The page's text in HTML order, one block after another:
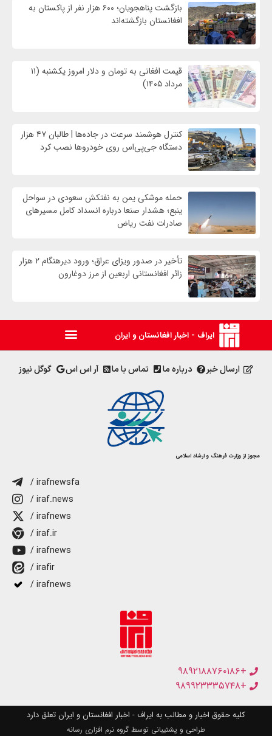
بازگشت پناهجویان؛ ۶۰۰ هزار نفر از پاکستان به
افغانستان بازگشته‌اند
قیمت افغانی به تومان و دلار امروز یکشنبه (۱۱
مرداد ۱۴۰۵)
کنترل هوشمند سرعت در جاده‌ها | طالبان ۴۷ هزار
دستگاه جی‌پی‌اس روی خودروها نصب کرد
حمله موشکی یمن به نفتکش سعودی در سواحل
ینبع؛ هشدار صنعا درباره انسداد کامل مسیرهای
صادرات نفت ریاض
تأخیر در صدور ویزای عراق؛ ورود دیرهنگام ۲ هزار
زائر افغانستانی اربعین از مرز دوغارون
ایراف - اخبار افغانستان و ایران
ارسال خبر درباره ما تماس با ما آر اس اس گوگل نیوز
مجوز از وزارت فرهنگ و ارشاد اسلامی
/ irafnewsfa
/ iraf.news
/ irafnews
/ iraf.ir
/ irafnews
/ irafir
/ irafnews
+۹۸۹۲۱۸۸۷۶۰۱۸۶
+۹۸۹۹۲۳۳۳۵۷۴۸
کلیه حقوق اخبار و مطالب به ایراف - اخبار افغانستان و ایران تعلق دارد
طراحی و پشتیبانی توسط گروه نرم افزاری رسانه